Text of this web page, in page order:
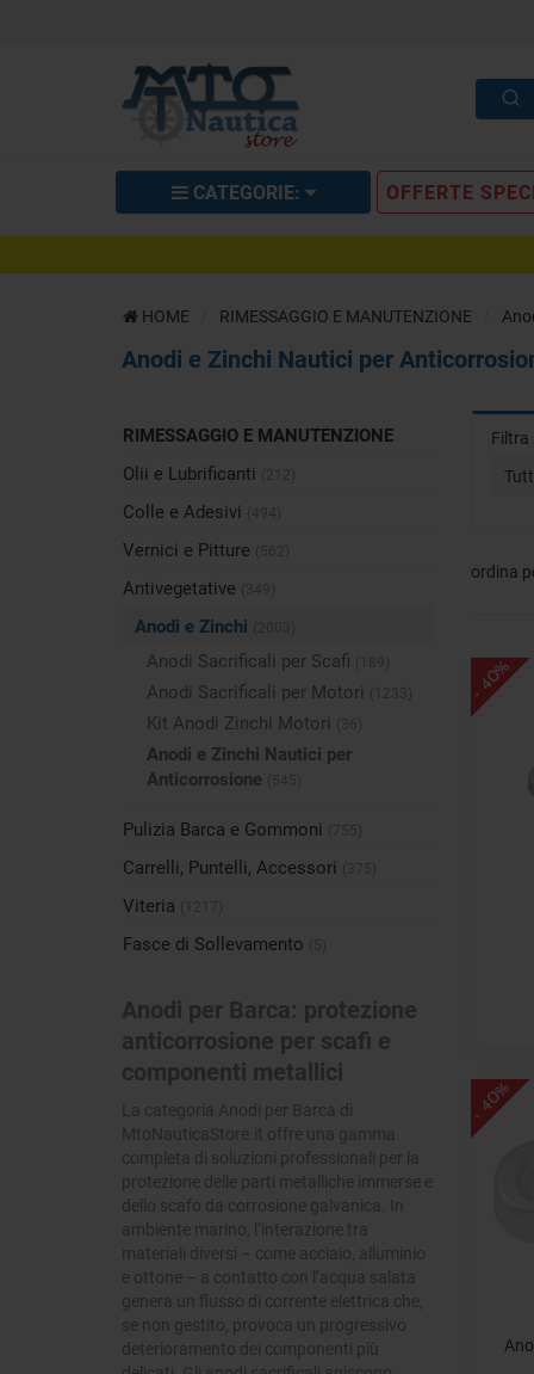
CATEGORIE: OFFERTE
HOME RIMESSAGGIO E MANUTENZIONE
Anodi e Zinchi Nautici per
RIMESSAGGIO E MANUTENZIONE
Olii e Lubrificanti
Colle e Adesivi
Vernici e Pitture
Antivegetative
Anodi e Zinchi
Anodi Sacrificali per Scafi
Anodi Sacrificali per Motori
Kit Anodi Zinchi Motori
Anodi e Zinchi Nautici per
Anticorrosione
Pulizia Barca e Gommoni
Carrelli, Puntelli, Accessori
Viteria
Fasce di Sollevamento
Anodi per Barca: protezione
anticorrosione per scafi e
componenti metallici
La categoria Anodi per Barca di
MtoNauticaStore.it offre una gamma
completa di soluzioni professionali per la
protezione delle parti metalliche immerse e
dello scafo da corrosione galvanica. In
ambiente marino, l’interazione tra
materiali diversi – come acciaio, alluminio
e ottone – a contatto con l’acqua salata
genera un flusso di corrente elettrica che,
se non gestito, provoca un progressivo
deterioramento dei componenti più
Filtra
ordina
- 40%
- 40%